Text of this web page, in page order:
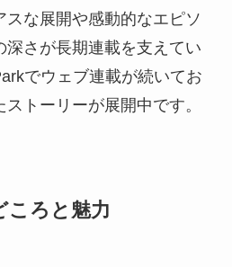
スな展開や感動的なエピソ
深さが長期連載を支えてい
でウェブ連載が続いてお
トーリーが展開中です。
ころと魅力